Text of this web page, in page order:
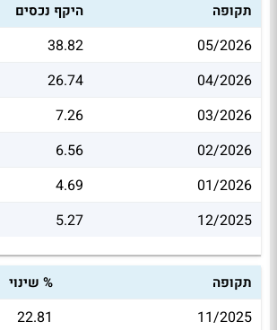
תקופה היקף נכסים
05/2026
38.82
04/2026
26.74
03/2026
7.26
02/2026
6.56
01/2026
4.69
12/2025
5.27
תקופה % שינוי
11/2025
22.81